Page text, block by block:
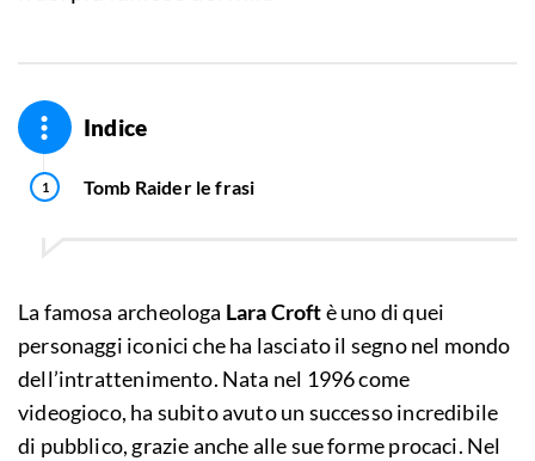
Indice
Tomb Raider le frasi
La famosa archeologa Lara Croftè uno di quei
personaggi iconici che ha lasciato il segno nel mondo
dell’intrattenimento. Nata nel 1996 come
videogioco, ha subito avuto un successo incredibile
di pubblico, grazie anche alle sue forme procaci. Nel